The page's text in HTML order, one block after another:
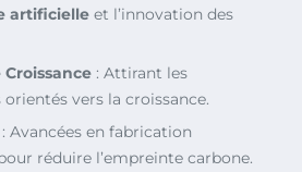
artificielle et l’innovation des
: Attirant les
orientés vers la croissance.
: Avancées en fabrication
réduire l’empreinte carbone.